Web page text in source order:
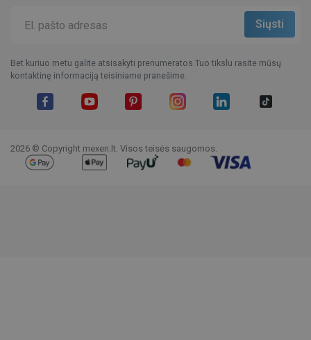
Bet kuriuo metu galite atsisakyti prenumeratos.Tuo tikslu rasite mūsų
kontaktinę informaciją teisiniame pranešime.
2026 © Copyright mexen.lt. Visos teisės saugomos.